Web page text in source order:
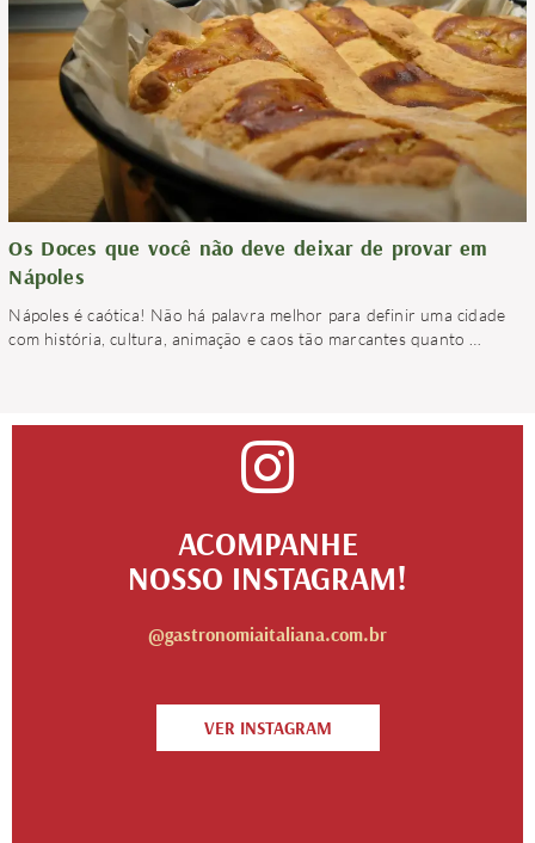
Os Doces que você não deve deixar de provar em
Nápoles
Nápoles é caótica! Não há palavra melhor para definir uma cidade
com história, cultura, animação e caos tão marcantes quanto
ACOMPANHE
NOSSO INSTAGRAM!
@gastronomiaitaliana.com.br
VER INSTAGRAM